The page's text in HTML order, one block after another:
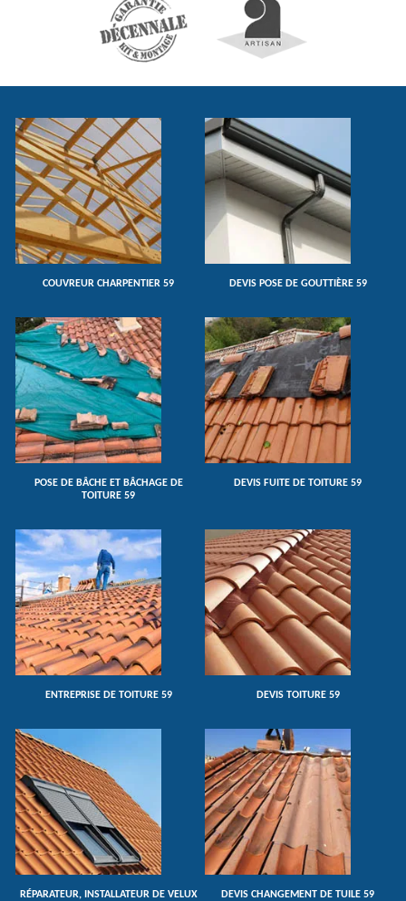
COUVREUR CHARPENTIER 59 DEVIS POSE DE GOUTTIÈRE 59
POSE DE BÂCHE ET BÂCHAGE DE
TOITURE 59
DEVIS FUITE DE TOITURE 59
ENTREPRISE DE TOITURE 59 DEVIS TOITURE 59
RÉPARATEUR, INSTALLATEUR DE VELUX
DEVIS CHANGEMENT DE TUILE 59